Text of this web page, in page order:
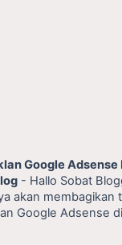
Google Adsense
- Hallo Sobat
akan membagikan
Google Adsense